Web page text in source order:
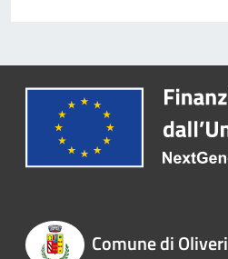
Comune di Oliveri